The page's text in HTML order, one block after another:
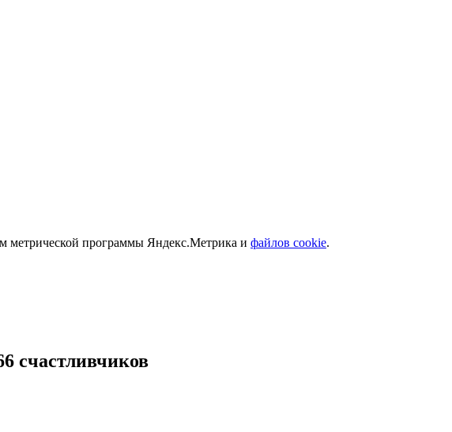
метрической программы Яндекс.Метрика и файлов cookie.
счастливчиков